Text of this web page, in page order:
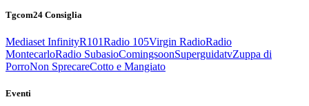
Tgcom24 Consiglia
Mediaset InfinityR101Radio 105Virgin RadioRadio
MontecarloRadio SubasioComingsoonSuperguidatvZuppa di
PorroNon SprecareCotto e Mangiato
Eventi